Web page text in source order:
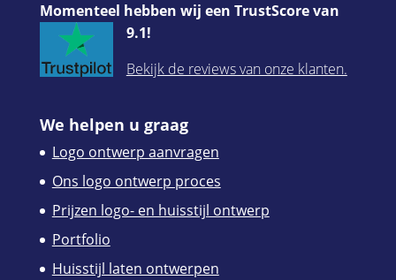
Momenteel hebben wij een TrustScore van
9.1!
Bekijk de reviews van onze klanten.
We helpen u graag
Logo ontwerp aanvragen
Ons logo ontwerp proces
Prijzen logo- en huisstijl ontwerp
Portfolio
Huisstijl laten ontwerpen